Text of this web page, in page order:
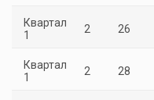
Квартал
1
2 26
Квартал
1
2 28